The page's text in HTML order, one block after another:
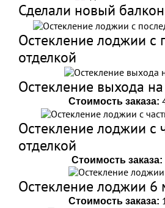
Сделали новый
Остекление лоджии с
отделкой
Остекление выхода
Стоимость заказа:
Остекление лоджии с
отделкой
Стоимость заказа:
Остекление лоджии 6
Стоимость заказа: